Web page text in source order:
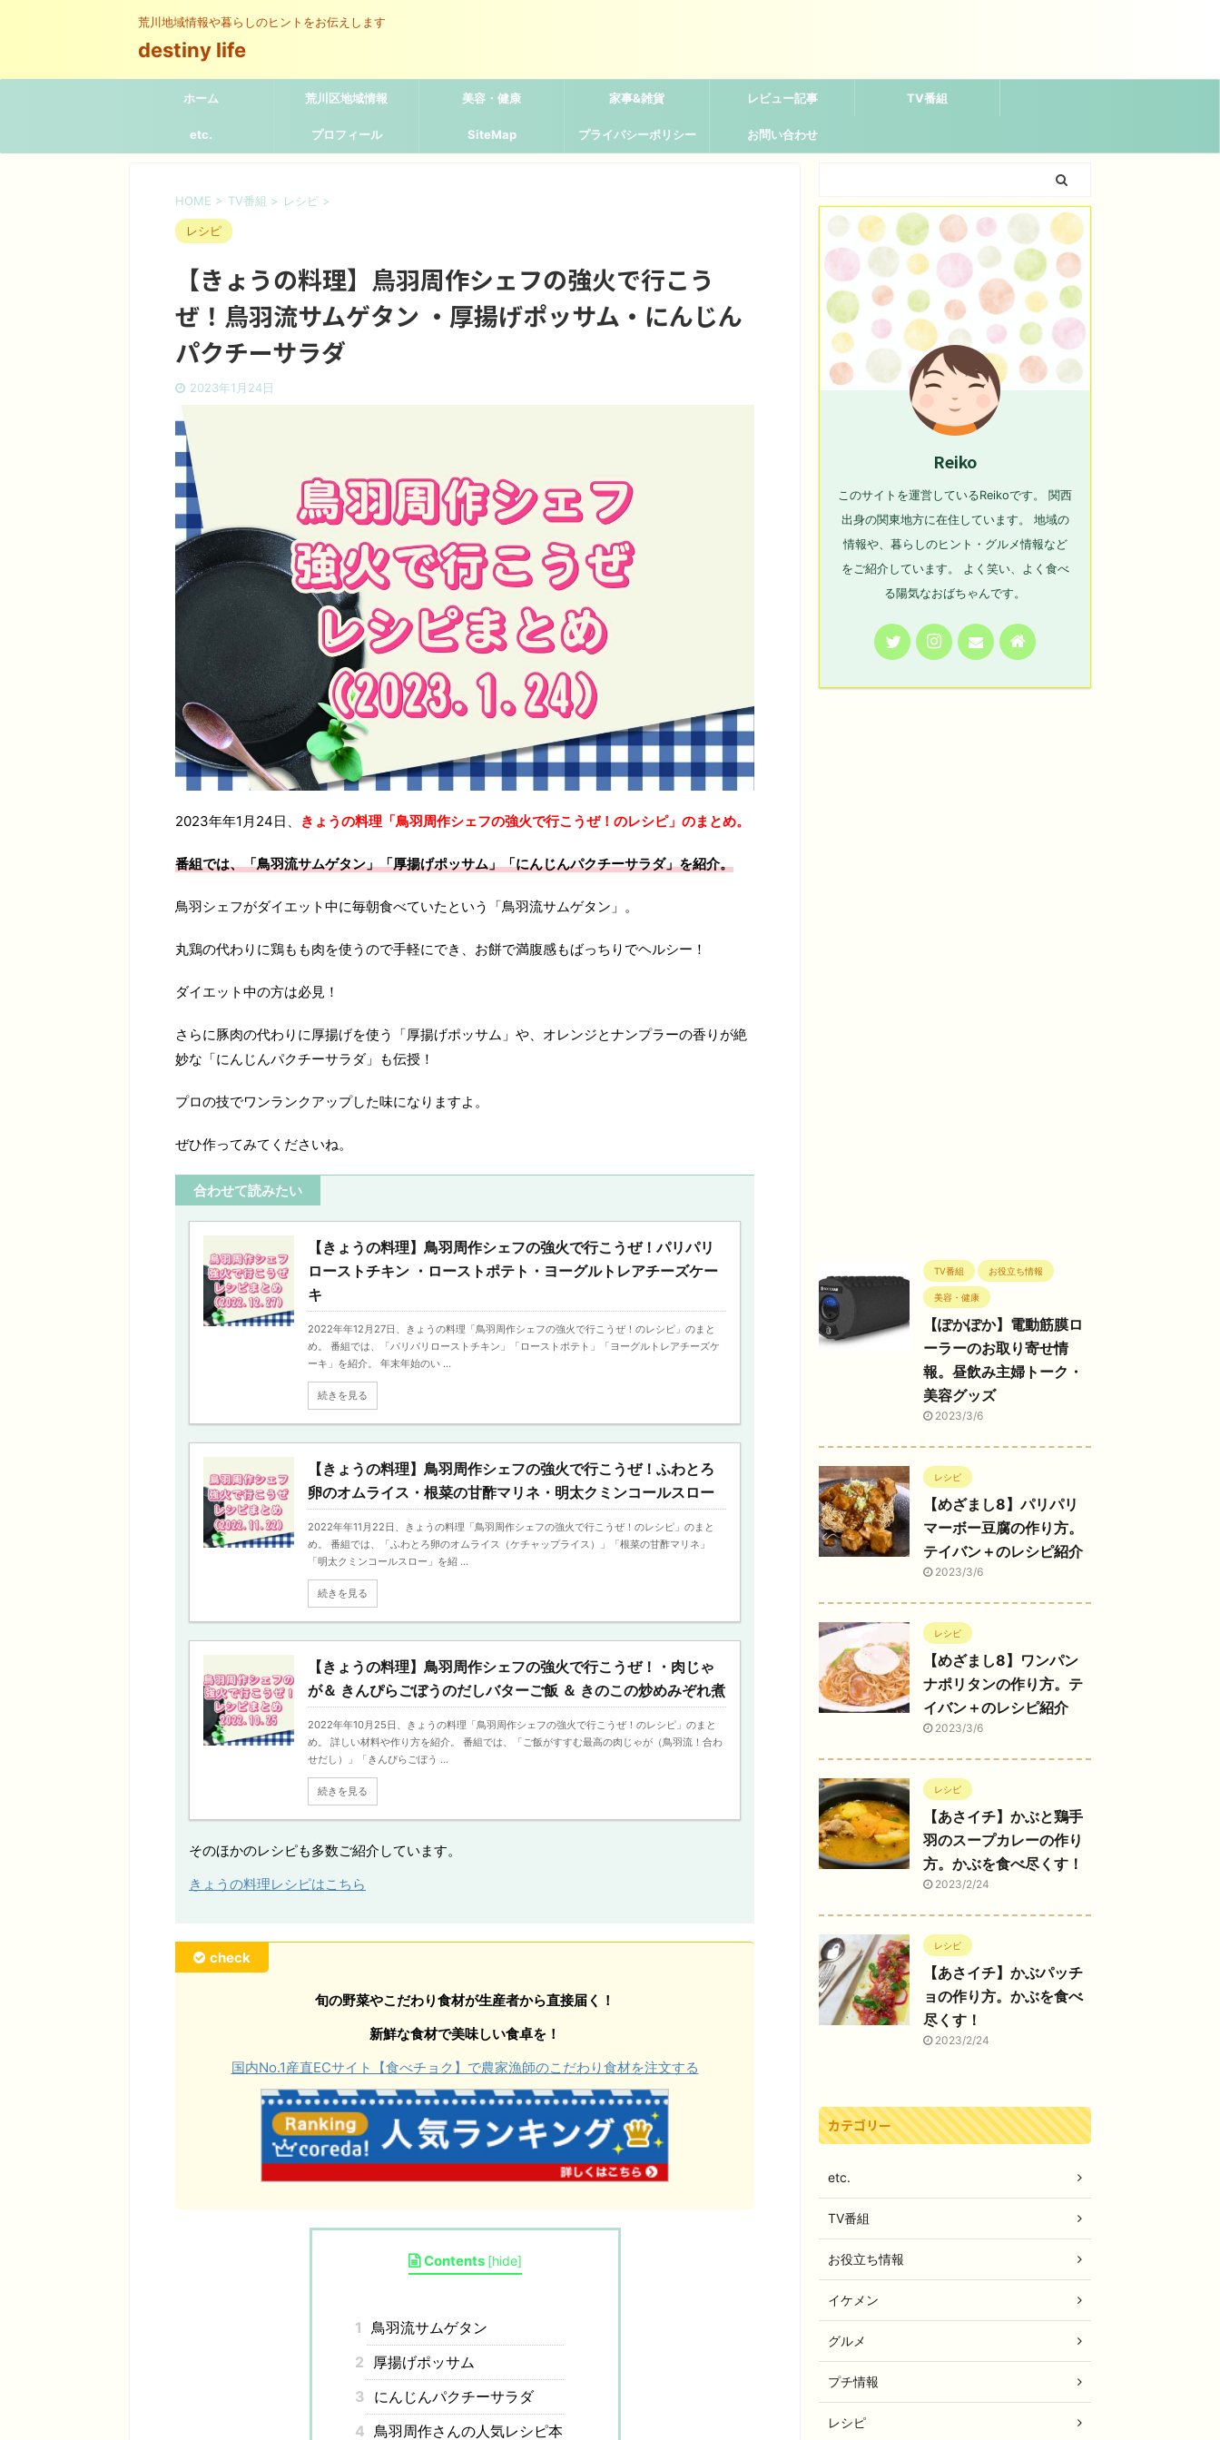
荒川地域情報や暮らしのヒントをお伝えします
destiny life
ホーム 荒川区地域情報 美容・健康 家事&雑貨 レビュー記事 TV番組
etc. プロフィール SiteMap プライバシーポリシー お問い合わせ
HOME > TV番組 > レシピ >
レシピ
【きょうの料理】鳥羽周作シェフの強火で行こう
ぜ！鳥羽流サムゲタン ・厚揚げポッサム・にんじん
パクチーサラダ
2023年1月24日
2023年年1月24日、 きょうの料理「鳥羽周作シェフの強火で行こうぜ！のレシピ」のまとめ。
番組では、「鳥羽流サムゲタン」「厚揚げポッサム」「にんじんパクチーサラダ」を紹介。
鳥羽シェフがダイエット中に毎朝食べていたという「鳥羽流サムゲタン」。
丸鶏の代わりに鶏もも肉を使うので手軽にでき、お餅で満腹感もばっちりでヘルシー！
ダイエット中の方は必見！
さらに豚肉の代わりに厚揚げを使う「厚揚げポッサム」や、オレンジとナンプラーの香りが絶
妙な「にんじんパクチーサラダ」も伝授！
プロの技でワンランクアップした味になりますよ。
ぜひ作ってみてくださいね。
合わせて読みたい
【きょうの料理】鳥羽周作シェフの強火で行こうぜ！パリパリ
ローストチキン ・ローストポテト・ヨーグルトレアチーズケー
キ
2022年年12月27日、きょうの料理「鳥羽周作シェフの強火で行こうぜ！のレシピ」のまと
め。 番組では、「パリパリローストチキン」「ローストポテト」「ヨーグルトレアチーズケ
ーキ」を紹介。 年末年始のい ...
続きを見る
【きょうの料理】鳥羽周作シェフの強火で行こうぜ！ふわとろ
卵のオムライス・根菜の甘酢マリネ・明太クミンコールスロー
2022年年11月22日、きょうの料理「鳥羽周作シェフの強火で行こうぜ！のレシピ」のまと
め。 番組では、「ふわとろ卵のオムライス（ケチャップライス）」「根菜の甘酢マリネ」
「明太クミンコールスロー」を紹 ...
続きを見る
【きょうの料理】鳥羽周作シェフの強火で行こうぜ！・肉じゃ
が＆ きんぴらごぼうのだしバターご飯 ＆ きのこの炒めみぞれ煮
2022年年10月25日、きょうの料理「鳥羽周作シェフの強火で行こうぜ！のレシピ」のまと
め。 詳しい材料や作り方を紹介。 番組では、「ご飯がすすむ最高の肉じゃが（鳥羽流！合わ
せだし）」「きんぴらごぼう ...
続きを見る
そのほかのレシピも多数ご紹介しています。
きょうの料理レシピはこちら
check
旬の野菜やこだわり食材が生産者から直接届く！
新鮮な食材で美味しい食卓を！
国内No.1産直ECサイト【食べチョク】で農家漁師のこだわり食材を注文する
Contents [hide]
1 鳥羽流サムゲタン
2 厚揚げポッサム
3 にんじんパクチーサラダ
4 鳥羽周作さんの人気レシピ本
Reiko
このサイトを運営しているReikoです。 関西
出身の関東地方に在住しています。 地域の
情報や、暮らしのヒント・グルメ情報など
をご紹介しています。 よく笑い、よく食べ
る陽気なおばちゃんです。
TV番組 お役立ち情報
美容・健康
【ぽかぽか】電動筋膜ロ
ーラーのお取り寄せ情
報。昼飲み主婦トーク・
美容グッズ
2023/3/6
レシピ
【めざまし8】パリパリ
マーボー豆腐の作り方。
テイバン＋のレシピ紹介
2023/3/6
レシピ
【めざまし8】ワンパン
ナポリタンの作り方。テ
イバン＋のレシピ紹介
2023/3/6
レシピ
【あさイチ】かぶと鶏手
羽のスープカレーの作り
方。かぶを食べ尽くす！
2023/2/24
レシピ
【あさイチ】かぶパッチ
ョの作り方。かぶを食べ
尽くす！
2023/2/24
カテゴリー
etc.
TV番組
お役立ち情報
イケメン
グルメ
プチ情報
レシピ